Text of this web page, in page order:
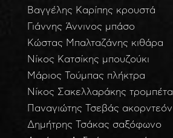
Βαγγέλης Καρίπης κρουστά
Γιάννης Άννινος μπάσο
Κώστας Μπαλταζάνης κιθάρα
Νίκος Κατσίκης μπουζούκι
Μάριος Τούμπας πλήκτρα
Νίκος Σακελλαράκης τρομπέτα
Παναγιώτης Τσεβάς ακορντεόν
Δημήτρης Τσάκας σαξόφωνο